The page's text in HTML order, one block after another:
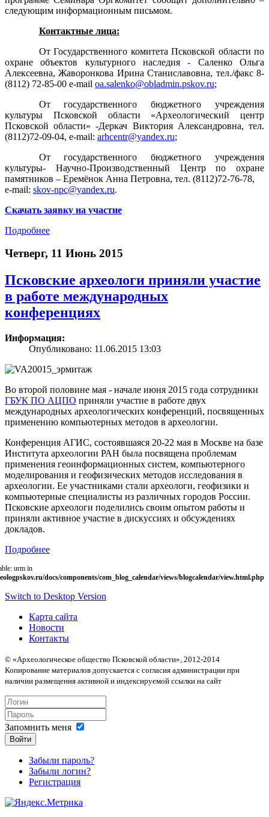
следующим информационным письмом.
Контактные лица:
От Государственного комитета Псковской области по
охране объектов культурного наследия - Саленко Ольга
Алексеевна, Жаворонкова Ирина Станиславовна, тел./факс 8-
(8112) 72-85-00 e-mail oa.salenko@obladmin.pskov.ru;
От государственного бюджетного учреждения
культуры Псковской области «Археологический центр
Псковской области» -Деркач Виктория Александровна, тел.
(8112)72-09-04, e-mail: arhcentr@yandex.ru;
От государственного бюджетного учреждения
культуры- Научно-Производственный Центр по охране
памятников – Еремёнок Анна Петровна, тел. (8112)72-76-78,
e-mail: skov-npc@yandex.ru.
Скачать заявку на участие
Подробнее
Четверг, 11 Июнь 2015
Псковские археологи приняли участие
в работе международных
конференциях
Информация:
Опубликовано: 11.06.2015 13:03
Во второй половине мая - начале июня 2015 года сотрудники
ГБУК ПО АЦПО приняли участие в работе двух
международных археологических конференций, посвященных
применению компьютерных методов в археологии.
Конференция АГИС, состоявшаяся 20-22 мая в Москве на базе
Института археологии РАН была посвящена проблемам
применения геоинформационных систем, компьютерного
моделирования и геофизических методов исследования в
археологии. Ее участниками стали археологи, геофизики и
компьютерные специалисты из различных городов России.
Псковские археологи поделились своим опытом работы и
приняли активное участие в дискуссиях и обсуждениях
докладов.
Подробнее
urm in
docs/components/com_blog_calendar/views/blogcalendar/view.html.php
Switch to Desktop Version
Карта сайта
Новости
Контакты
© «Археологическое общество Псковской области», 2012-2014
Копирование материалов допускается с согласия администрации при
наличии размещения активной и индексируемой ссылки на сайт
Запомнить меня
Войти
Забыли пароль?
Забыли логин?
Регистрация